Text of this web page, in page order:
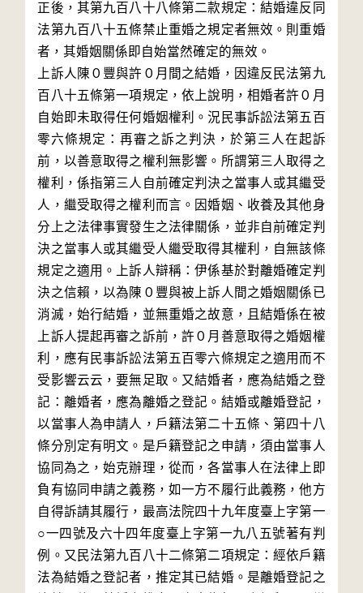
正後，其第九百八十八條第二款規定：結婚違反同
法第九百八十五條禁止重婚之規定者無效。則重婚
者，其婚姻關係即自始當然確定的無效。
上訴人陳０豐與許０月間之結婚，因違反民法第九
百八十五條第一項規定，依上說明，相婚者許０月
自始即未取得任何婚姻權利。況民事訴訟法第五百
零六條規定：再審之訴之判決，於第三人在起訴
前，以善意取得之權利無影響。所謂第三人取得之
權利，係指第三人自前確定判決之當事人或其繼受
人，繼受取得之權利而言。因婚姻、收養及其他身
分上之法律事實發生之法律關係，並非自前確定判
決之當事人或其繼受人繼受取得其權利，自無該條
規定之適用。上訴人辯稱：伊係基於對離婚確定判
決之信賴，以為陳０豐與被上訴人間之婚姻關係已
消滅，始行結婚，並無重婚之故意，且結婚係在被
上訴人提起再審之訴前，許０月善意取得之婚姻權
利，應有民事訴訟法第五百零六條規定之適用而不
受影響云云，要無足取。又結婚者，應為結婚之登
記：離婚者，應為離婚之登記。結婚或離婚登記，
以當事人為申請人，戶籍法第二十五條、第四十八
條分別定有明文。是戶籍登記之申請，須由當事人
協同為之，始克辦理，從而，各當事人在法律上即
負有協同申請之義務，如一方不履行此義務，他方
自得訴請其履行，最高法院四十九年度臺上字第一
○一四號及六十四年度臺上字第一九八五號著有判
例。又民法第九百八十二條第二項規定：經依戶籍
法為結婚之登記者，推定其已結婚。是離婚登記之